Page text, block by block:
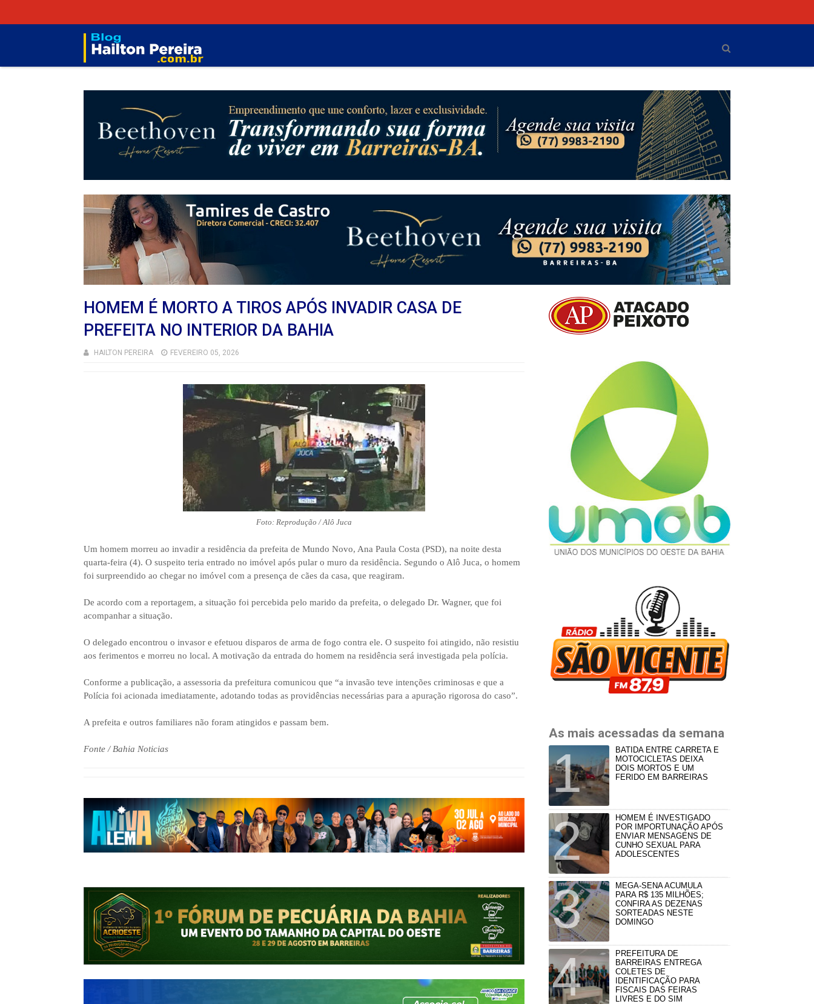
HOMEM É MORTO A TIROS APÓS INVADIR CASA DE
PREFEITA NO INTERIOR DA BAHIA
HAILTON PEREIRA FEVEREIRO 05, 2026
Foto: Reprodução / Alô Juca
Um homem morreu ao invadir a residência da prefeita de Mundo Novo, Ana Paula Costa (PSD), na noite desta
quarta-feira (4). O suspeito teria entrado no imóvel após pular o muro da residência. Segundo o Alô Juca, o homem
foi surpreendido ao chegar no imóvel com a presença de cães da casa, que reagiram.
De acordo com a reportagem, a situação foi percebida pelo marido da prefeita, o delegado Dr. Wagner, que foi
acompanhar a situação.
O delegado encontrou o invasor e efetuou disparos de arma de fogo contra ele. O suspeito foi atingido, não resistiu
aos ferimentos e morreu no local. A motivação da entrada do homem na residência será investigada pela polícia.
Conforme a publicação, a assessoria da prefeitura comunicou que “a invasão teve intenções criminosas e que a
Polícia foi acionada imediatamente, adotando todas as providências necessárias para a apuração rigorosa do caso”.
A prefeita e outros familiares não foram atingidos e passam bem.
Fonte / Bahia Noticias
As mais acessadas da semana
BATIDA ENTRE CARRETA E
MOTOCICLETAS DEIXA
DOIS MORTOS E UM
FERIDO EM BARREIRAS
HOMEM É INVESTIGADO
POR IMPORTUNAÇÃO APÓS
ENVIAR MENSAGENS DE
CUNHO SEXUAL PARA
ADOLESCENTES
MEGA-SENA ACUMULA
PARA R$ 135 MILHÕES;
CONFIRA AS DEZENAS
SORTEADAS NESTE
DOMINGO
PREFEITURA DE
BARREIRAS ENTREGA
COLETES DE
IDENTIFICAÇÃO PARA
FISCAIS DAS FEIRAS
LIVRES E DO SIM